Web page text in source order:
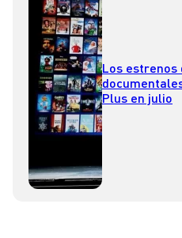
Los estrenos
Plus en julio